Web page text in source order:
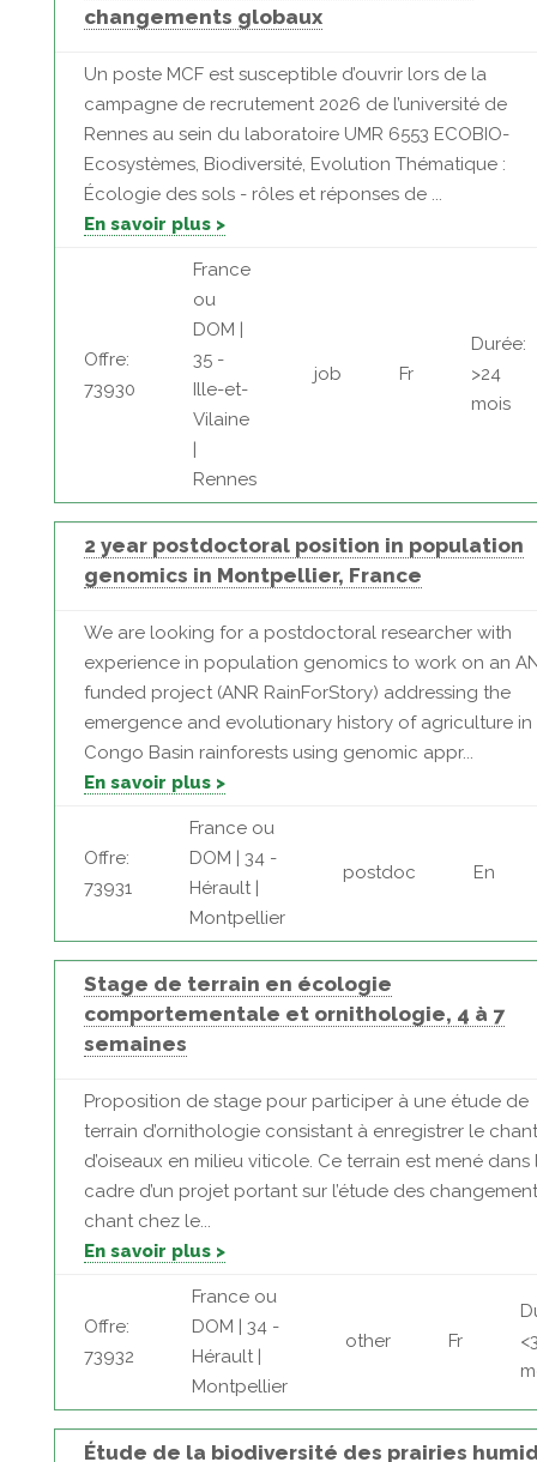
changements globaux
Un poste MCF est susceptible d’ouvrir lors de la
campagne de recrutement 2026 de l’université de
Rennes au sein du laboratoire UMR 6553 ECOBIO-
Ecosystèmes, Biodiversité, Evolution Thématique :
Écologie des sols - rôles et réponses de ...
En savoir plus >
Offre:
73930
France
ou
DOM |
35 -
Ille-et-
Vilaine
|
Rennes
job Fr
Durée:
>24
mois
2 year postdoctoral position in population
genomics in Montpellier, France
We are looking for a postdoctoral researcher with
experience in population genomics to work on an
funded project (ANR RainForStory) addressing the
emergence and evolutionary history of agriculture in
Congo Basin rainforests using genomic appr...
En savoir plus >
Offre:
73931
France ou
DOM | 34 -
Hérault |
Montpellier
postdoc En
Stage de terrain en écologie
comportementale et ornithologie, 4 à 7
semaines
Proposition de stage pour participer à une étude de
terrain d’ornithologie consistant à enregistrer le chant
d’oiseaux en milieu viticole. Ce terrain est mené dans
cadre d’un projet portant sur l’étude des
chant chez le...
En savoir plus >
Offre:
73932
France ou
DOM | 34 -
Hérault |
Montpellier
other Fr
Étude de la biodiversité des prairies